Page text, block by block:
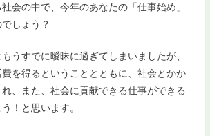
会の中で、今年のあなたの「仕事始め」
しょう？
うすでに曖昧に過ぎてしまいましたが、
を得るということとともに、社会とかか
、また、社会に貢献できる仕事ができる
！と思います。